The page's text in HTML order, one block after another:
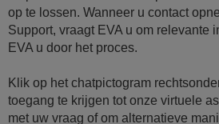
op te lossen. Wanneer u contact
Support, vraagt EVA u om relevante
EVA u door het proces.
Klik op het chatpictogram
toegang te krijgen tot onze virtuele
met uw vraag of om alternatieve